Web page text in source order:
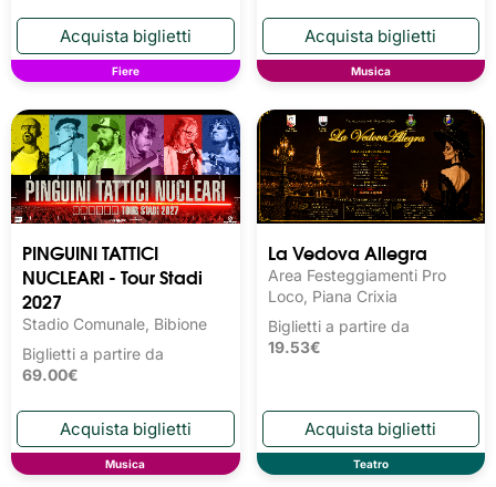
Fiere Musica
PINGUINI TATTICI
NUCLEARI - Tour Stadi
2027
Stadio Comunale, Bibione
Biglietti a partire da
69.00€
Musica
La Vedova Allegra
Area Festeggiamenti Pro
Loco, Piana Crixia
Biglietti a partire da
19.53€
Teatro